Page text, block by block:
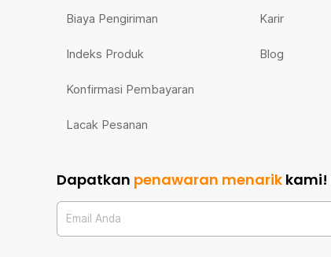
Biaya Pengiriman
Indeks Produk
Konfirmasi Pembayaran
Lacak Pesanan
Karir
Blog
Dapatkan penawaran menarik kami!
Email Anda